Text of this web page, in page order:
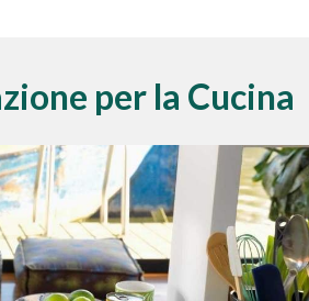
per la Cucina